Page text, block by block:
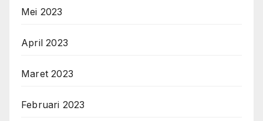
Mei 2023
April 2023
Maret 2023
Februari 2023